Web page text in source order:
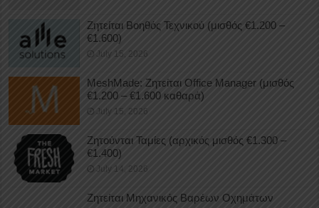
Ζητείται Βοηθός Τεχνικού (μισθός €1.200 –
€1.600)
July 15, 2026
MeshMade: Ζητείται Office Manager (μισθός
€1.200 – €1.600 καθαρά)
July 15, 2026
Ζητούνται Ταμίες (αρχικός μισθός €1.300 –
€1.400)
July 14, 2026
Ζητείται Μηχανικός Βαρέων Οχημάτων